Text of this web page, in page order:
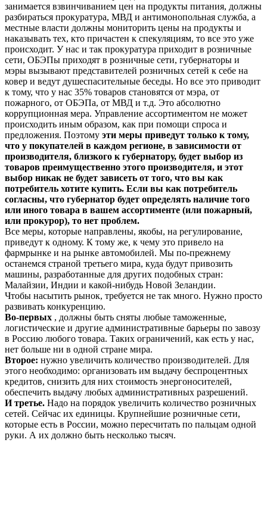
занимается взвинчиванием цен на продукты питания, должны
разбираться прокуратура, МВД и антимонопольная служба, а
местные власти должны мониторить цены на продукты и
наказывать тех, кто причастен к спекуляциям, то все это уже
происходит. У нас и так прокуратура приходит в розничные
сети, ОБЭПы приходят в розничные сети, губернаторы и
мэры вызывают представителей розничных сетей к себе на
ковер и ведут душеспасительные беседы. Но все это приводит
к тому, что у нас 35% товаров становятся от мэра, от
пожарного, от ОБЭПа, от МВД и т.д. Это абсолютно
коррупционная мера. Управление ассортиментом не может
происходить иным образом, как при помощи спроса и
предложения. Поэтому эти меры приведут только к тому,
что у покупателей в каждом регионе, в зависимости от
производителя, близкого к губернатору, будет выбор из
товаров преимущественно этого производителя, и этот
выбор никак не будет зависеть от того, что вы как
потребитель хотите купить. Если вы как потребитель
согласны, что губернатор будет определять наличие того
или иного товара в вашем ассортименте (или пожарный,
или прокурор), то нет проблем.
Все меры, которые направлены, якобы, на регулирование,
приведут к одному. К тому же, к чему это привело на
фармрынке и на рынке автомобилей. Мы по-прежнему
останемся страной третьего мира, куда будут привозить
машины, разработанные для других подобных стран:
Малайзии, Индии и какой-нибудь Новой Зеландии.
Чтобы насытить рынок, требуется не так много. Нужно просто
развивать конкуренцию.
Во-первых , должны быть сняты любые таможенные,
логистические и другие административные барьеры по завозу
в Россию любого товара. Таких ограничений, как есть у нас,
нет больше ни в одной стране мира.
Второе: нужно увеличить количество производителей. Для
этого необходимо: организовать им выдачу беспроцентных
кредитов, снизить для них стоимость энергоносителей,
обеспечить выдачу любых административных разрешений.
И третье. Надо на порядок увеличить количество розничных
сетей. Сейчас их единицы. Крупнейшие розничные сети,
которые есть в России, можно пересчитать по пальцам одной
руки. А их должно быть несколько тысяч.